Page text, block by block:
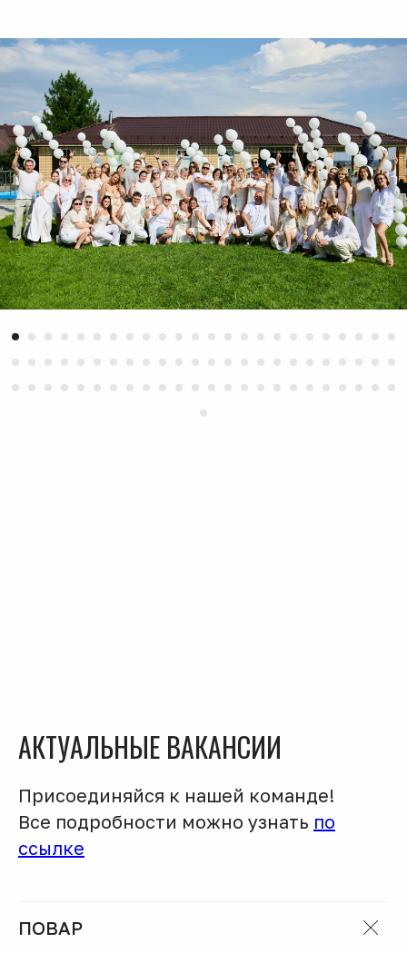
АКТУАЛЬНЫЕ ВАКАНСИИ
Присоединяйся к нашей команде!
Все подробности можно узнать по
ссылке
ПОВАР